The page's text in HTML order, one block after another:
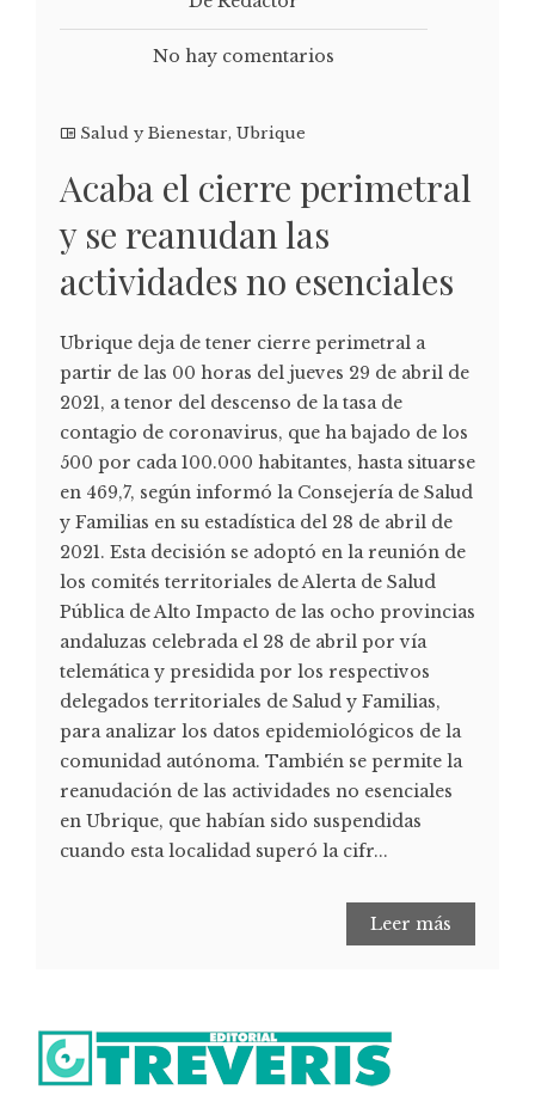
No hay comentarios
Salud y Bienestar, Ubrique
Acaba el cierre perimetral
y se reanudan las
actividades no esenciales
Ubrique deja de tener cierre perimetral a
partir de las 00 horas del jueves 29 de abril de
2021, a tenor del descenso de la tasa de
contagio de coronavirus, que ha bajado de los
500 por cada 100.000 habitantes, hasta situarse
en 469,7, según informó la Consejería de Salud
y Familias en su estadística del 28 de abril de
2021. Esta decisión se adoptó en la reunión de
los comités territoriales de Alerta de Salud
Pública de Alto Impacto de las ocho provincias
andaluzas celebrada el 28 de abril por vía
telemática y presidida por los respectivos
delegados territoriales de Salud y Familias,
para analizar los datos epidemiológicos de la
comunidad autónoma. También se permite la
reanudación de las actividades no esenciales
en Ubrique, que habían sido suspendidas
cuando esta localidad superó la cifr...
Leer más